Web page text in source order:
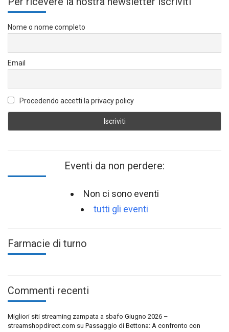
Nome o nome completo
Email
Procedendo accetti la privacy policy
Eventi da non perdere:
Non ci sono eventi
tutti gli eventi
Farmacie di turno
Commenti recenti
Migliori siti streaming zampata a sbafo Giugno 2026 –
streamshopdirect.com su Passaggio di Bettona: A confronto con